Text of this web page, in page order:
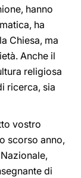
hanno
ha
Chiesa, ma
Anche il
religiosa
ricerca, sia
vostro
scorso anno,
di